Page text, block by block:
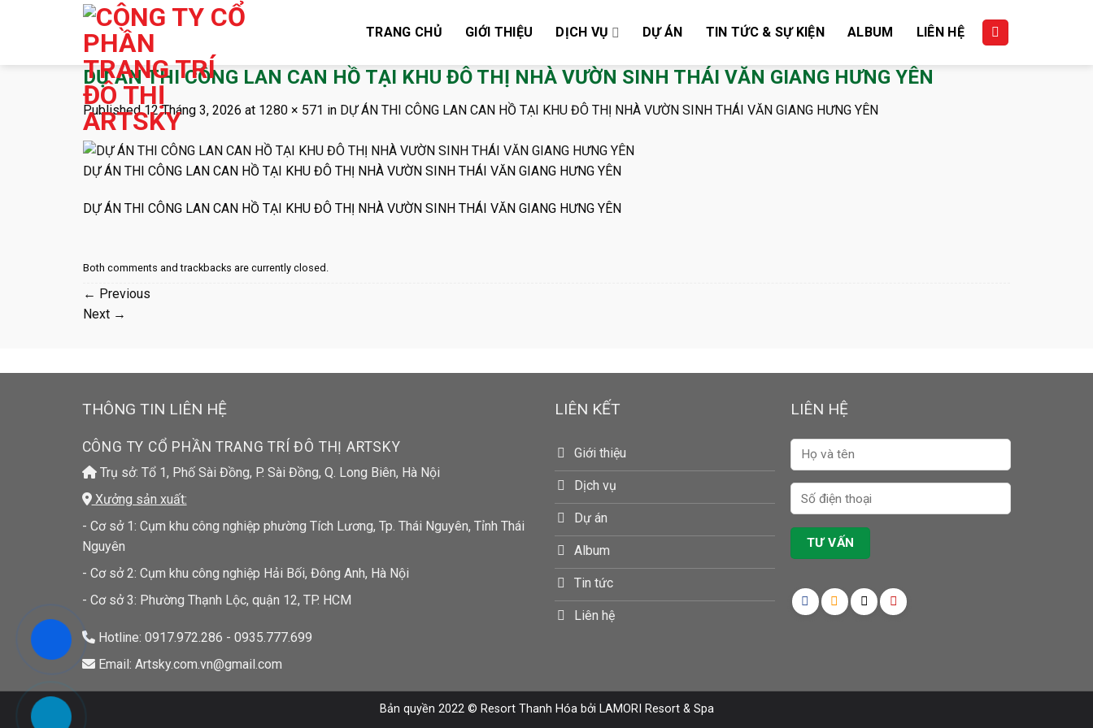
TRANG CHỦ GIỚI THIỆU DỊCH VỤ DỰ ÁN TIN TỨC & SỰ KIỆN ALBUM LIÊN HỆ
DỰ ÁN THI CÔNG LAN CAN HỒ TẠI KHU ĐÔ THỊ NHÀ VƯỜN SINH THÁI VĂN GIANG HƯNG YÊN
Published12 Tháng 3, 2026 at 1280 × 571 in DỰ ÁN THI CÔNG LAN CAN HỒ TẠI KHU ĐÔ THỊ NHÀ VƯỜN SINH THÁI VĂN GIANG HƯNG YÊN
DỰ ÁN THI CÔNG LAN CAN HỒ TẠI KHU ĐÔ THỊ NHÀ VƯỜN SINH THÁI VĂN GIANG HƯNG YÊN
DỰ ÁN THI CÔNG LAN CAN HỒ TẠI KHU ĐÔ THỊ NHÀ VƯỜN SINH THÁI VĂN GIANG HƯNG YÊN
Both comments and trackbacks are currently closed.
← Previous
Next →
THÔNG TIN LIÊN HỆ
CÔNG TY CỔ PHẦN TRANG TRÍ ĐÔ THỊ ARTSKY
Trụ sở: Tổ 1, Phố Sài Đồng, P. Sài Đồng, Q. Long Biên, Hà Nội
Xưởng sản xuất:
- Cơ sở 1: Cụm khu công nghiệp phường Tích Lương, Tp. Thái Nguyên, Tỉnh Thái
Nguyên
- Cơ sở 2: Cụm khu công nghiệp Hải Bối, Đông Anh, Hà Nội
- Cơ sở 3: Phường Thạnh Lộc, quận 12, TP. HCM
Hotline: 0917.972.286 - 0935.777.699
Email: Artsky.com.vn@gmail.com
LIÊN KẾT
Giới thiệu
Dịch vụ
Dự án
Album
Tin tức
Liên hệ
LIÊN HỆ
Bản quyền 2022 © Resort Thanh Hóabởi LAMORI Resort & Spa